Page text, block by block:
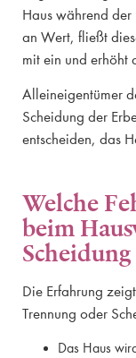
Haus während
an Wert, fließt
mit ein und erhöht
Alleineigentümer
Scheidung der
entscheiden, das
Welche
beim
Scheidung
Die Erfahrung
Trennung oder
Das Haus